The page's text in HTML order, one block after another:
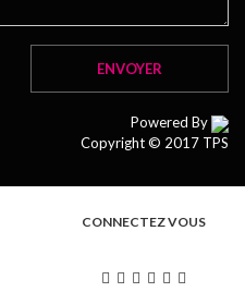
Powered By
Copyright © 2017 TPS
CONNECTEZ VOUS